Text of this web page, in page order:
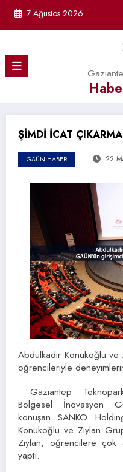
7 Ağustos 2026
ŞİMDİ İCAT
GAÜN HABER 22
Abdulkadir Konukoğlu ve
öğrencileriyle
Gaziantep
Bölgesel İnovasyon
konuşan SANKO
Konukoğlu ve Ziylan
Ziylan, öğrencilere çok
yaptı.